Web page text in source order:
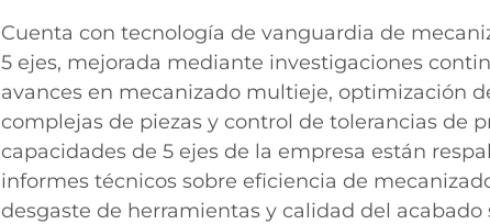
Cuenta con tecnología de vanguardia de
5 ejes, mejorada mediante investigaciones
avances en mecanizado multieje, optimización
complejas de piezas y control de tolerancias de
capacidades de 5 ejes de la empresa están
informes técnicos sobre eficiencia de
desgaste de herramientas y calidad del acabado